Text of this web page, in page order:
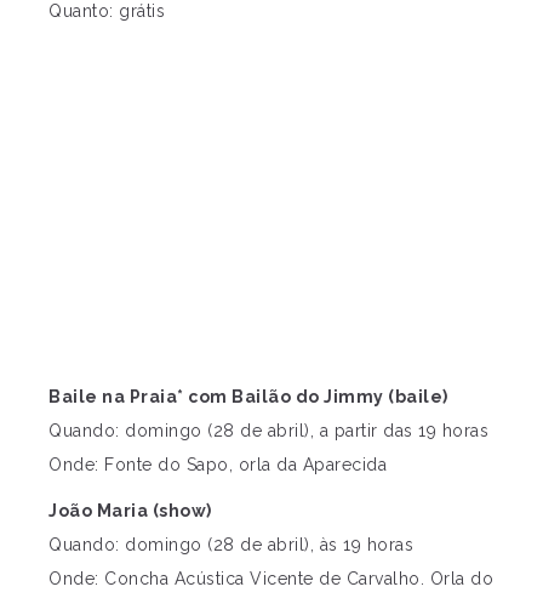
Quanto: grátis
Baile na Praia* com Bailão do Jimmy (baile)
Quando: domingo (28 de abril), a partir das 19 horas
Onde: Fonte do Sapo, orla da Aparecida
João Maria (show)
Quando: domingo (28 de abril), às 19 horas
Onde: Concha Acústica Vicente de Carvalho. Orla do